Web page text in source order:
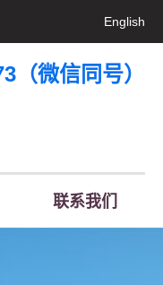
English
（微信同号）
联系我们